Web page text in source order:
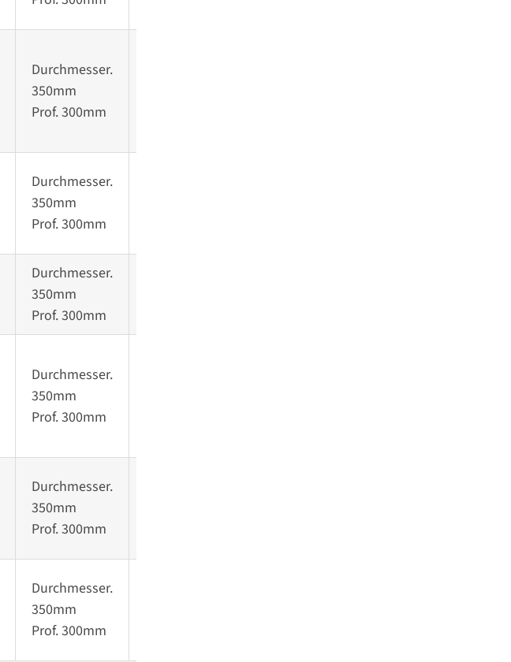
Durchmesser.
350mm
Prof. 300mm
Durchmesser.
350mm
Prof. 300mm
Durchmesser.
350mm
Prof. 300mm
Durchmesser.
350mm
Prof. 300mm
Durchmesser.
350mm
Prof. 300mm
Durchmesser.
350mm
Prof. 300mm